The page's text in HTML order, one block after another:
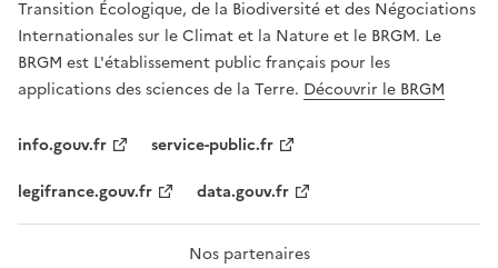
É
,
É
G
A
L
F
A
T
Transition Écologique, de la Biodiversité et des Négociations
Internationales sur le Climat et la Nature et le BRGM. Le
BRGM est L'établissement public français pour les
applications des sciences de la Terre. Découvrir le BRGM
info.gouv.fr
service-public.fr
legifrance.gouv.fr
data.gouv.fr
Nos partenaires